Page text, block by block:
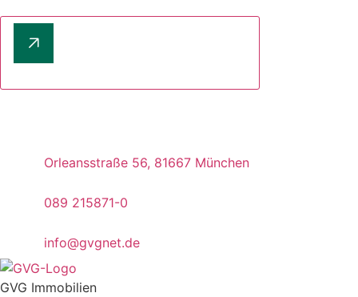
Orleansstraße 56, 81667 München
089 215871-0
info@gvgnet.de
GVG Immobilien